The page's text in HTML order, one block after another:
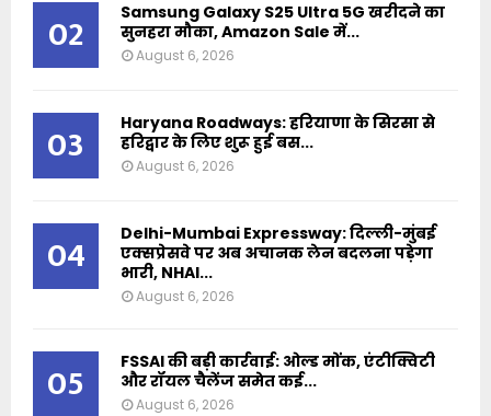
02
Samsung Galaxy S25 Ultra 5G खरीदने का
सुनहरा मौका, Amazon Sale में...
August 6, 2026
03
Haryana Roadways: हरियाणा के सिरसा से
हरिद्वार के लिए शुरू हुई बस...
August 6, 2026
04
Delhi-Mumbai Expressway: दिल्ली-मुंबई
एक्सप्रेसवे पर अब अचानक लेन बदलना पड़ेगा
भारी, NHAI...
August 6, 2026
05
FSSAI की बड़ी कार्रवाई: ओल्ड मोंक, एंटीक्विटी
और रॉयल चैलेंज समेत कई...
August 6, 2026